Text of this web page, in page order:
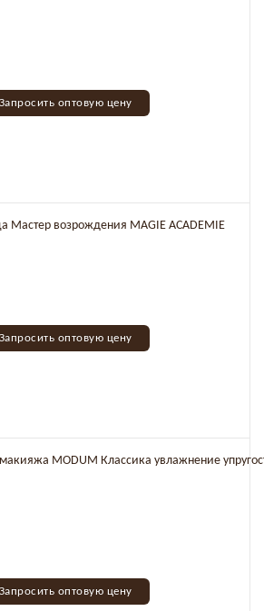
Запросить оптовую цену
Мастер возрождения MAGIE ACADEMIE
Запросить оптовую цену
MODUM Классика увлажнение
Запросить оптовую цену